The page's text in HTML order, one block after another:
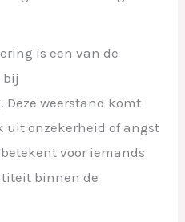
is een van de
bij
weerstand komt
uit onzekerheid of angst
voor iemands
binnen de